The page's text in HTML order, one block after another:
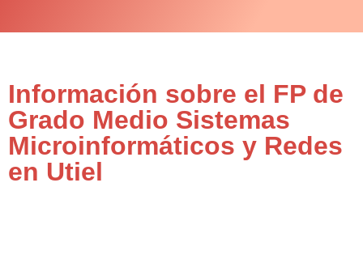
Información sobre el FP de
Grado Medio Sistemas
Microinformáticos y Redes
en Utiel